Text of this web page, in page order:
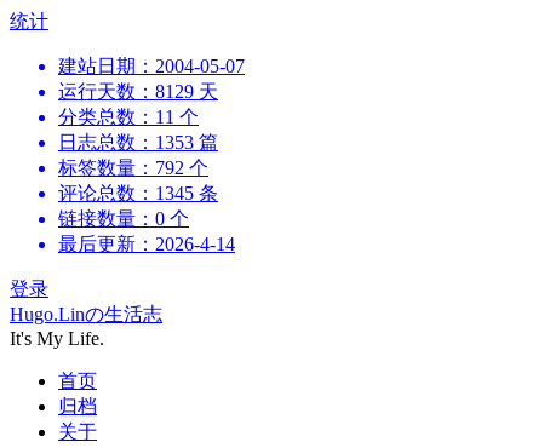
跳
统计
建站日期：2004-05-07
运行天数：8129 天
分类总数：11 个
日志总数：1353 篇
标签数量：792 个
评论总数：1345 条
链接数量：0 个
最后更新：2026-4-14
登录
Hugo.Linの生活志
It's My Life.
首页
归档
关于